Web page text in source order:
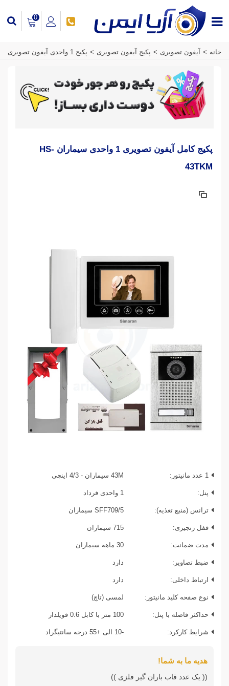
0
خانه > آیفون تصویری > پکیج آیفون تصویری > پکیج 1 واحدی آیفون تصویری
پکیج کامل آیفون تصویری 1 واحدی سیماران HS-
43TKM
1 عدد مانیتور: 43M سیماران - 4/3 اینچی
پنل: 1 واحدی فرداد
ترانس (منبع تغذیه): SFF709/5 سیماران
قفل زنجیری: 715 سیماران
مدت ضمانت: 30 ماهه سیماران
ضبط تصاویر: دارد
ارتباط داخلی: دارد
نوع صفحه کلید مانیتور: لمسی (تاچ)
حداکثر فاصله با پنل: 100 متر با کابل 0.6 فویلدار
شرایط کارکرد: -10 الی +55 درجه سانتیگراد
هدیه ما به شما!
(( یک عدد قاب باران گیر فلزی ))